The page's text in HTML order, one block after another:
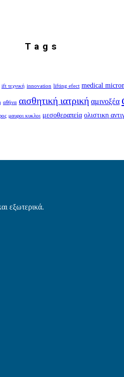
Tags
ift τεχνική innovation lifting efect medical
αθήνα αισθητική ιατρική αμινοξέα
μαυροι κυκλοι μεσοθεραπεία ολιστικη
εξωτερικά.